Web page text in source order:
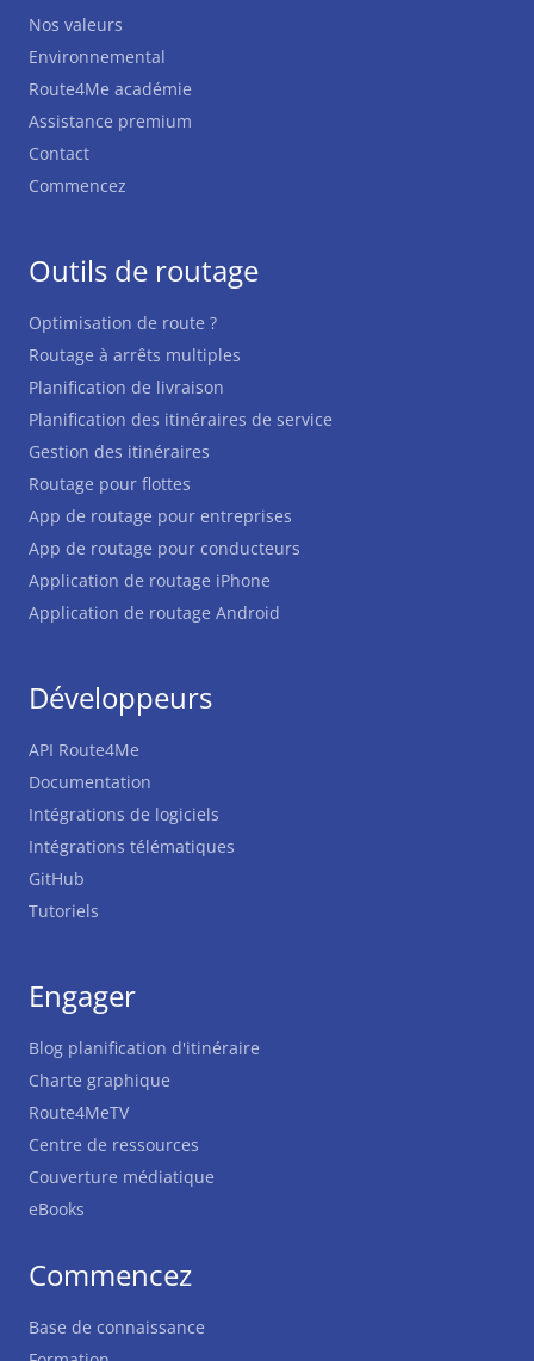
Nos valeurs
Environnemental
Route4Me académie
Assistance premium
Contact
Commencez
Outils de routage
Optimisation de route ?
Routage à arrêts multiples
Planification de livraison
Planification des itinéraires de service
Gestion des itinéraires
Routage pour flottes
App de routage pour entreprises
App de routage pour conducteurs
Application de routage iPhone
Application de routage Android
Commencez
Base de connaissance
Développeurs
API Route4Me
Documentation
Intégrations de logiciels
Intégrations télématiques
GitHub
Tutoriels
Engager
Blog planification d'itinéraire
Charte graphique
Route4MeTV
Centre de ressources
Couverture médiatique
eBooks